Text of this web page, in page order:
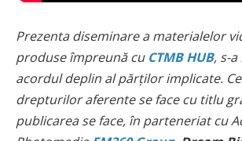
Prezenta diseminare a materialelor
produse împreună cu CTMB HUB, s-
acordul deplin al părților implicate.
drepturilor aferente se face cu titlu
publicarea se face, în parteneriat cu